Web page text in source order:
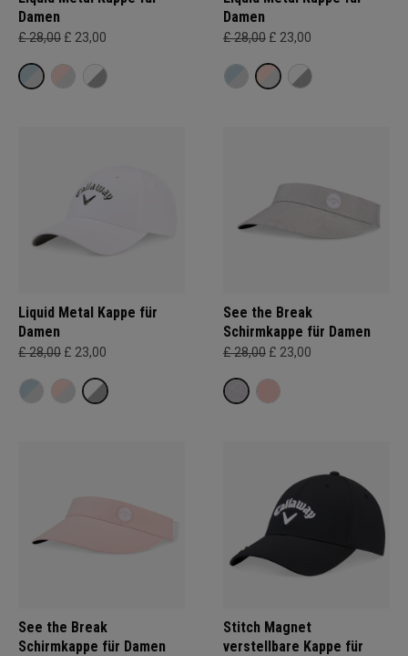
Damen
£ 28,00 £ 23,00
Damen
£ 28,00 £ 23,00
Liquid Metal Kappe für
Damen
£ 28,00 £ 23,00
See the Break
Schirmkappe für Damen
£ 28,00 £ 23,00
See the Break
Schirmkappe für Damen
Stitch Magnet
verstellbare Kappe für